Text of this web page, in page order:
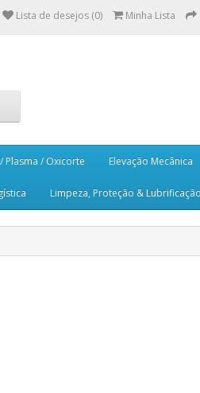
Lista de desejos (0) Minha Lista
Plasma / Oxicorte Elevação Mecânica
Limpeza, Proteção & Lubrificação